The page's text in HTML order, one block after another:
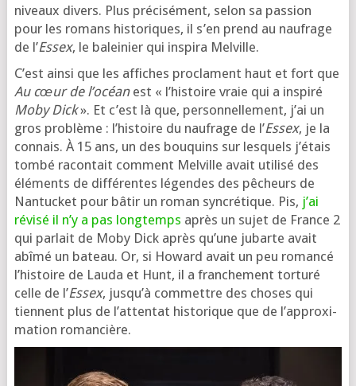
niveaux divers. Plus pré­ci­sé­ment, selon sa pas­sion
pour les romans his­to­riques, il s’en prend au nau­frage
de l’Essex, le balei­nier qui ins­pi­ra Melville.
C’est ain­si que les affiches pro­clament haut et fort que
Au cœur de l’o­céanest « l’his­toire vraie qui a ins­pi­ré
Moby Dick». Et c’est là que, per­son­nel­le­ment, j’ai un
gros pro­blème : l’his­toire du nau­frage de l’Essex, je la
connais. À 15 ans, un des bou­quins sur les­quels j’é­tais
tom­bé racon­tait com­ment Melville avait uti­li­sé des
élé­ments de dif­fé­rentes légendes des pêcheurs de
Nantucket pour bâtir un roman syn­cré­tique. Pis, j’ai
révi­sé il n’y a pas long­temps après un sujet de France 2
qui par­lait de Moby Dick après qu’une jubarte avait
abî­mé un bateau. Or, si Howard avait un peu roman­cé
l’his­toire de Lauda et Hunt, il a fran­che­ment tor­tu­ré
celle de l’Essex, jus­qu’à com­mettre des choses qui
tiennent plus de l’at­ten­tat his­to­rique que de l’ap­proxi­
ma­tion romancière.